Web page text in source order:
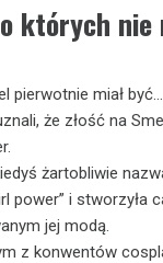
których
pierwotnie miał
że złość na
żartobliwie
power” i stworzyła
jej modą.
z konwentów